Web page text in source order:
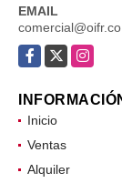
EMAIL
comercial@oifr.co
Facebook
X Instagram
Inicio
Ventas
Alquiler